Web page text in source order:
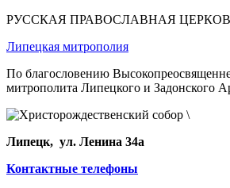
РУССКАЯ ПРАВОСЛАВНАЯ
Липецкая митрополия
По благословению
митрополита Липецкого и Задонского
Липецк, ул. Ленина 34а
Контактные телефоны